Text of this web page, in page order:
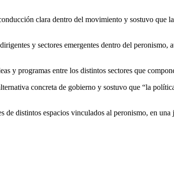
clara dentro del movimiento y sostuvo
y sectores emergentes dentro del
y programas entre los distintos sectores que
concreta de gobierno y sostuvo que “la
de distintos espacios vinculados al peronismo, en